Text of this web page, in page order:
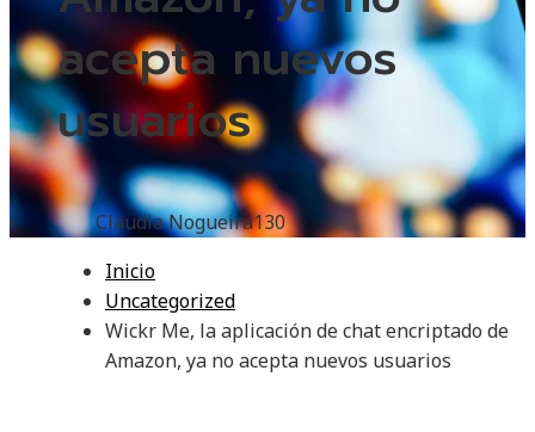
acepta nuevos
usuarios
Claudia Nogueira130
Inicio
Uncategorized
Wickr Me, la aplicación de chat encriptado de
Amazon, ya no acepta nuevos usuarios